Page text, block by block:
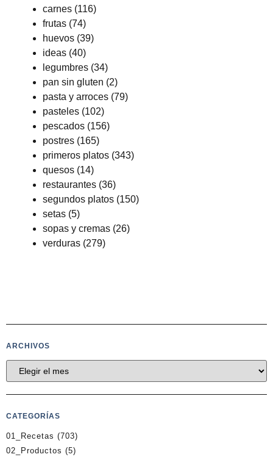
carnes (116)
frutas (74)
huevos (39)
ideas (40)
legumbres (34)
pan sin gluten (2)
pasta y arroces (79)
pasteles (102)
pescados (156)
postres (165)
primeros platos (343)
quesos (14)
restaurantes (36)
segundos platos (150)
setas (5)
sopas y cremas (26)
verduras (279)
ARCHIVOS
CATEGORÍAS
01_Recetas (703)
02_Productos (5)